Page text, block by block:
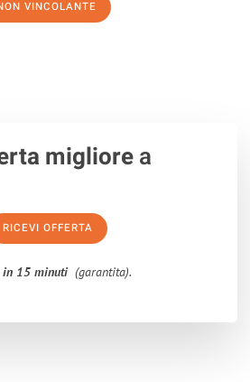
VINCOLANTE
migliorea
RICEVI OFFERTA
in 15 minuti (garantita).